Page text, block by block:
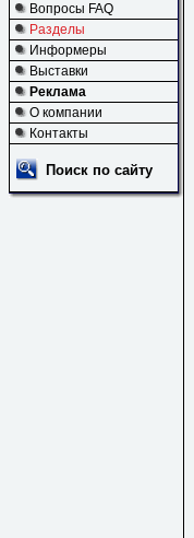
Вопросы FAQ
Разделы
Информеры
Выставки
Реклама
О компании
Контакты
Поиск по сайту